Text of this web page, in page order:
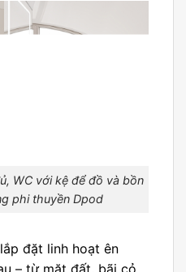
WC với kệ để đồ và bồn
phi thuyền Dpod
đặt linh hoạt ên
– từ mặt đất, bãi cỏ